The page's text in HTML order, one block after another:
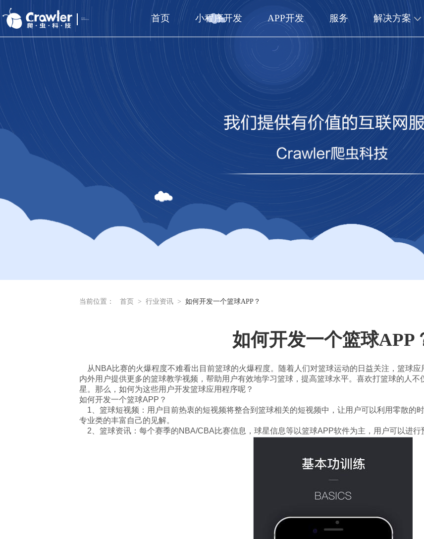
首页 小程序开发 APP开发 服务 解决方案
当前位置： 首页 > 行业资讯 > 如何开发一个篮球APP？
如何开发一个篮球APP
从NBA比赛的火爆程度不难看出目前篮球的火爆程度。随着人们对篮球运动的日益关注，篮球应
内外用户提供更多的篮球教学视频，帮助用户有效地学习篮球，提高篮球水平。喜欢打篮球的人
星。那么，如何为这些用户开发篮球应用程序呢？
如何开发一个篮球APP？
1、篮球短视频：用户目前热衷的短视频将整合到篮球相关的短视频中，让用户可以利用零散的
专业类的丰富自己的见解。
2、篮球资讯：每个赛季的NBA/CBA比赛信息，球星信息等以篮球APP软件为主，用户可以进行